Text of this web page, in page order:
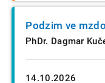
14.10.2026
Podzim ve
PhDr. Dagmar